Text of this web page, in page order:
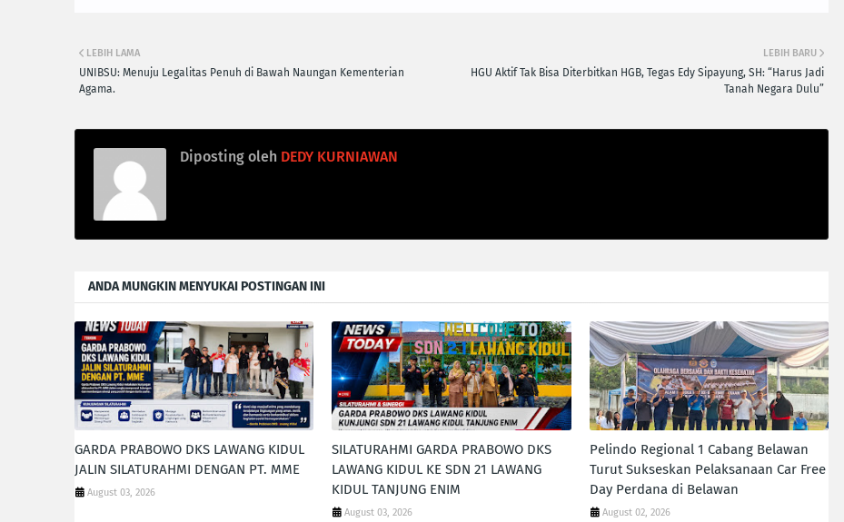
LEBIH BARU
HGU Aktif Tak Bisa Diterbitkan HGB, Tegas Edy Sipayung, SH: “Harus Jadi
Tanah Negara Dulu”
LEBIH LAMA
UNIBSU: Menuju Legalitas Penuh di Bawah Naungan Kementerian
Agama.
Diposting oleh DEDY KURNIAWAN
ANDA MUNGKIN MENYUKAI POSTINGAN INI
GARDA PRABOWO DKS LAWANG KIDUL
JALIN SILATURAHMI DENGAN PT. MME
August 03, 2026
SILATURAHMI GARDA PRABOWO DKS
LAWANG KIDUL KE SDN 21 LAWANG
KIDUL TANJUNG ENIM
August 03, 2026
Pelindo Regional 1 Cabang Belawan
Turut Sukseskan Pelaksanaan Car Free
Day Perdana di Belawan
August 02, 2026